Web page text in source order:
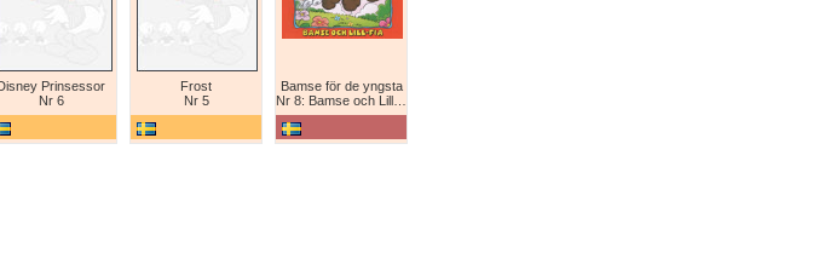
Prinsessor
Nr 6
Frost
Nr 5
Bamse för de yngsta
Nr 8: Bamse och Lill-Fia